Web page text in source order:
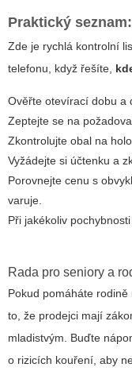
Praktický
Zde je rychlá kontrolní
telefonu, když řešíte,
Ověřte otevírací dobu a
Zeptejte se na
Zkontrolujte obal na
Vyžádejte si účtenku a
Porovnejte cenu s
varuje.
Při jakékoliv
Rada pro seniory a
Pokud pomáháte
to, že prodejci mají
mladistvým. Buďte
o rizicích kouření, aby